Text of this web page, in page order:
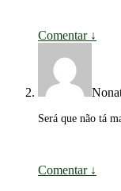
Comentar ↓
Será que não tá
Comentar ↓